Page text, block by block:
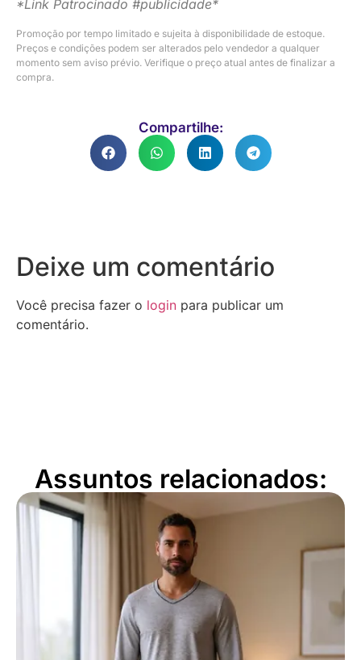
*Link Patrocinado #publicidade*
Promoção por tempo limitado e sujeita à disponibilidade de estoque.
Preços e condições podem ser alterados pelo vendedor a qualquer
momento sem aviso prévio. Verifique o preço atual antes de finalizar a
compra.
Compartilhe:
Deixe um comentário
Você precisa fazer o login para publicar um
comentário.
Assuntos relacionados: